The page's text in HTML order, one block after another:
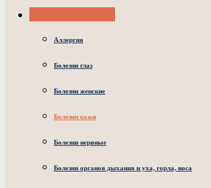
Аллергия
Болезни глаз
Болезни женские
Болезни кожи
Болезни нервные
Болезни органов дыхания и уха, горла, носа